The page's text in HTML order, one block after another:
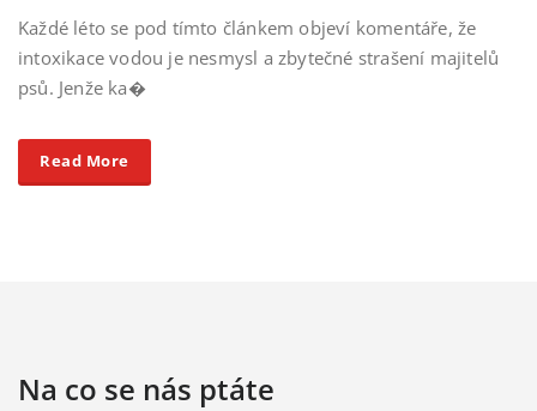
Každé léto se pod tímto článkem objeví komentáře, že
intoxikace vodou je nesmysl a zbytečné strašení majitelů
psů. Jenže ka�
Read More
Na co se nás ptáte